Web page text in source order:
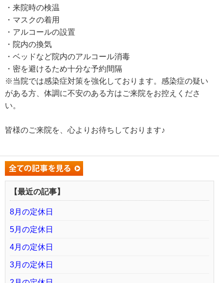
・来院時の検温
・マスクの着用
・アルコールの設置
・院内の換気
・ベッドなど院内のアルコール消毒
・密を避けるため十分な予約間隔
※当院では感染症対策を強化しております。感染症の疑い
がある方、体調に不安のある方はご来院をお控えくださ
い。
皆様のご来院を、心よりお待ちしております♪
【最近の記事】
8月の定休日
5月の定休日
4月の定休日
3月の定休日